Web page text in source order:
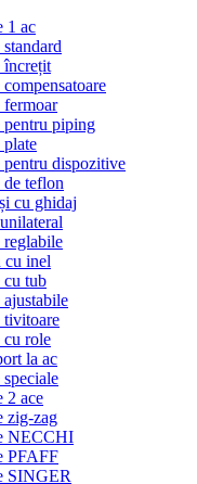
1 ac
încrețit
fermoar
pentru piping
plate
pentru dispozitive
de teflon
cu ghidaj
reglabile
cu inel
cu tub
tivitoare
cu role
la ac
2 ace
zig-zag
NECCHI
PFAFF
SINGER